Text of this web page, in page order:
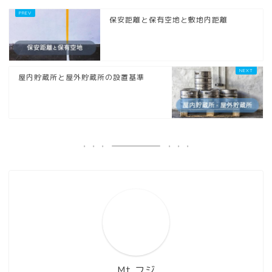
保安距離と保有空地と敷地内距離
屋内貯蔵所と屋外貯蔵所の設置基準